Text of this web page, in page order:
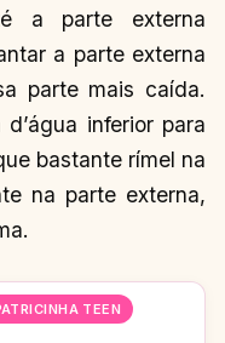
a parte externa
a parte externa
parte mais caída.
inferior para
bastante rímel na
na parte externa,
TEEN